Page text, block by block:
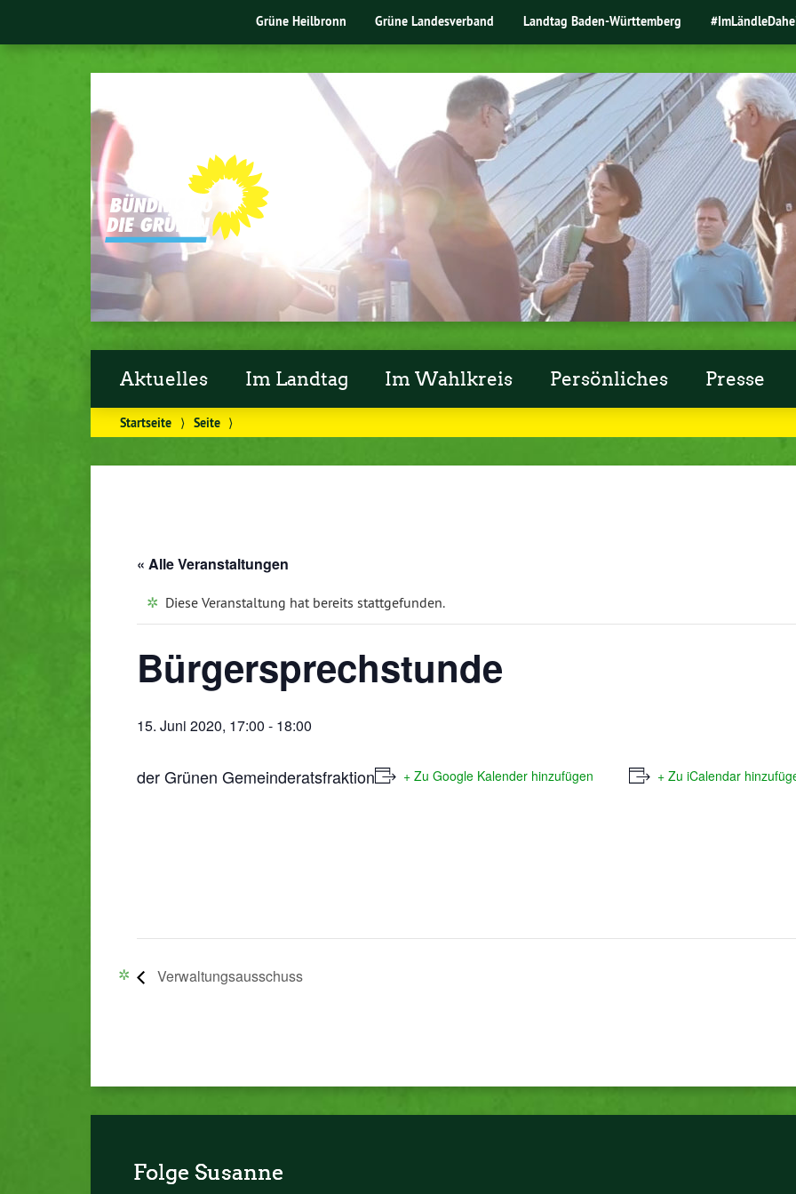
Grüne Heilbronn Grüne Landesverband Landtag Baden-Württemberg
Aktuelles Im Landtag Im Wahlkreis Persönliches Presse
Startseite ⟩ Seite ⟩
« Alle Veranstaltungen
Diese Veranstaltung hat bereits stattgefunden.
Bürgersprechstunde
15. Juni 2020, 17:00 - 18:00
der Grünen Gemeinderatsfraktion + Zu Google Kalender hinzufügen + Zu iCalendar
Verwaltungsausschuss
Folge Susanne